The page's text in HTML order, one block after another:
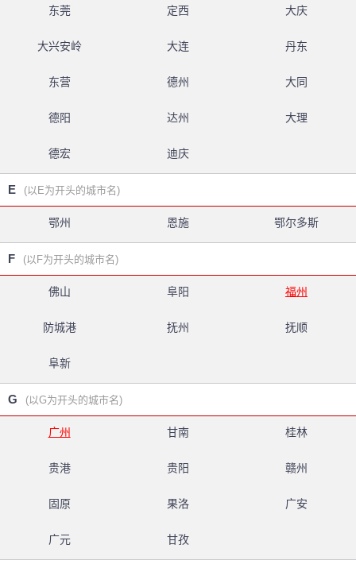
东莞 定西 大庆
大兴安岭 大连 丹东
东营 德州 大同
德阳 达州 大理
德宏 迪庆
E (以E为开头的城市名)
鄂州 恩施 鄂尔多斯
F (以F为开头的城市名)
佛山 阜阳 福州
防城港 抚州 抚顺
阜新
G (以G为开头的城市名)
广州 甘南 桂林
贵港 贵阳 赣州
固原 果洛 广安
广元 甘孜